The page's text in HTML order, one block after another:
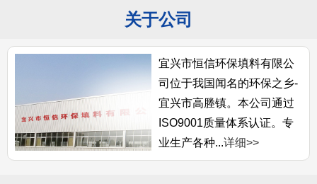
关于公司
宜兴市恒信环保填料有限公
司位于我国闻名的环保之乡-
宜兴市高塍镇。本公司通过
ISO9001质量体系认证。专
业生产各种...详细>>